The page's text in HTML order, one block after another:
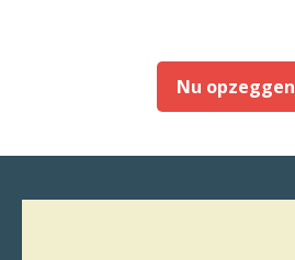
Nu opzeggen